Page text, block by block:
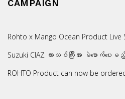
CAMPAIGN
Rohto x Mango Ocean Product Live
Suzuki CIAZ ကားသစ်ကြီးအား မဲဖောက်
ROHTO Product can now be